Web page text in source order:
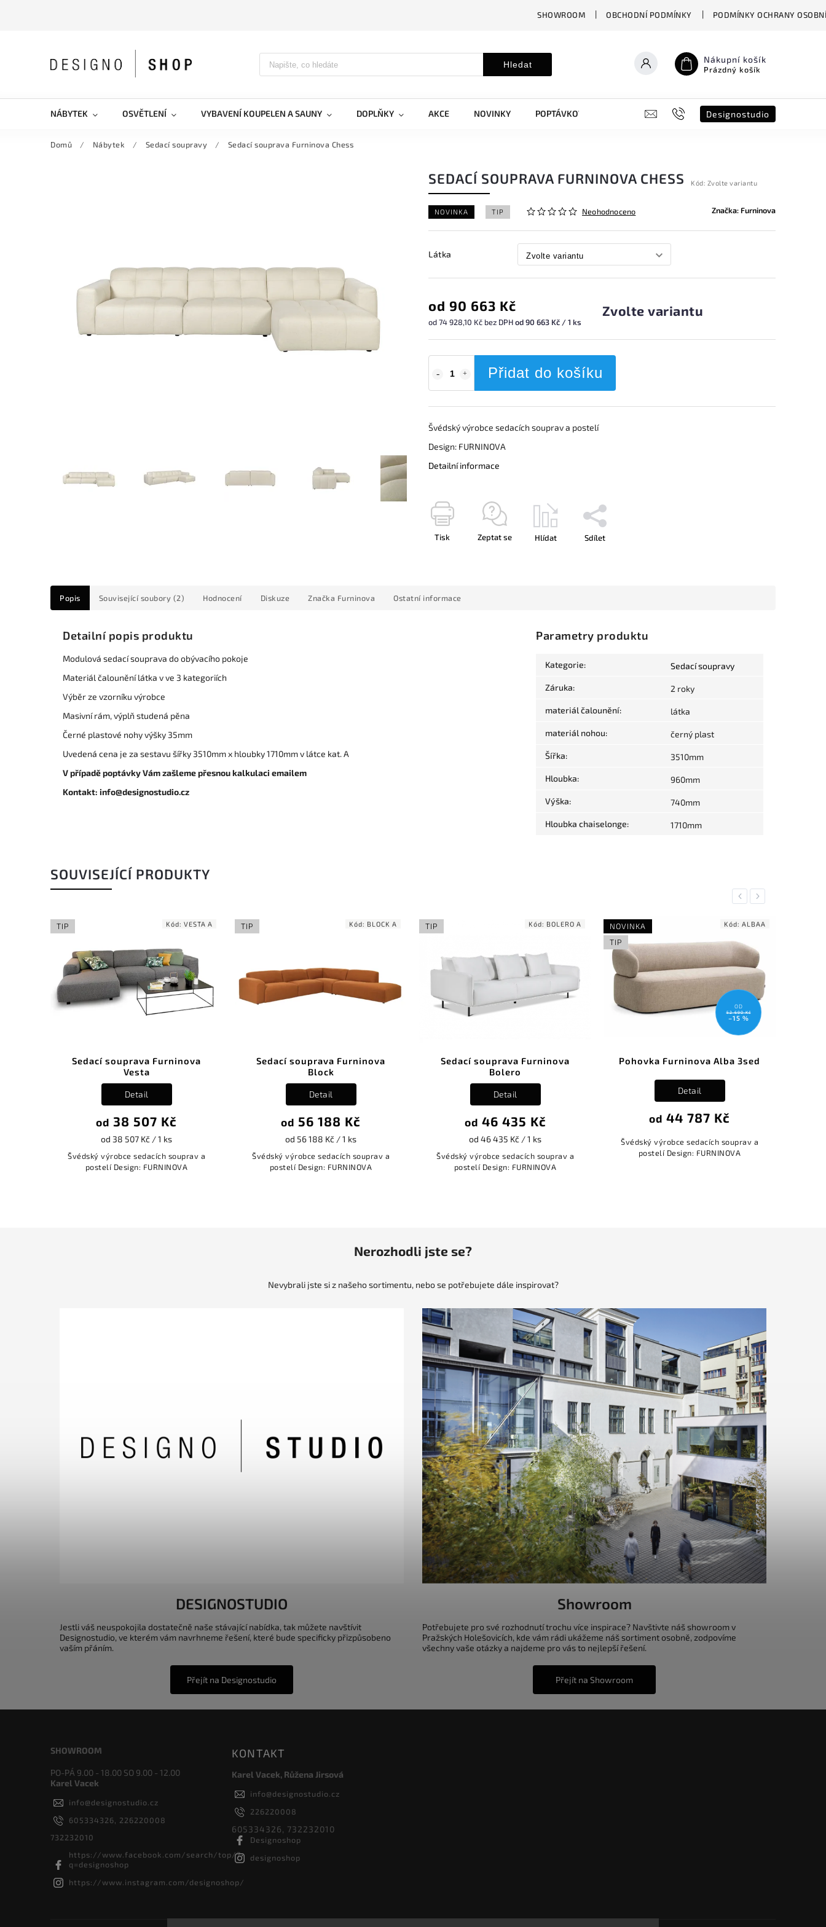
SHOWROOM OBCHODNÍ PODMÍNKY PODMÍNKY OCHRANY
Hledat Nákupní košík
Prázdný košík
NÁBYTEK OSVĚTLENÍ VYBAVENÍ KOUPELEN A SAUNY DOPLŇKY AKCE NOVINKY POPTÁVKOVÝ FORMULÁŘ B2B SHOWROOM
Designostudio
Domů / Nábytek / Sedací soupravy / Sedací souprava Furninova Chess
SEDACÍ SOUPRAVA FURNINOVA CHESS Kód: Zvolte variantu
NOVINKA TIP Neohodnoceno Značka: Furninova
Látka
od 90 663 Kč
od74 928,10 Kč bez DPHod 90 663 Kč / 1 ks
Zvolte variantu
Přidat do košíku
Švédský výrobce sedacích souprav a postelí
Design: FURNINOVA
Detailní informace
Tisk Zeptat se Hlídat Sdílet
Popis Související soubory (2) Hodnocení Diskuze Značka Furninova Ostatní informace
Detailní popis produktu
Modulová sedací souprava do obývacího pokoje
Materiál čalounění látka v ve 3 kategoriích
Výběr ze vzorníku výrobce
Masivní rám, výplň studená pěna
Černé plastové nohy výšky 35mm
Uvedená cena je za sestavu šířky 3510mm x hloubky 1710mm v látce kat. A
V případě poptávky Vám zašleme přesnou kalkulaci emailem
Kontakt: info@designostudio.cz
Parametry produktu
Kategorie: Sedací soupravy
Záruka: 2 roky
materiál čalounění: látka
materiál nohou: černý plast
Šířka: 3510mm
Hloubka: 960mm
Výška: 740mm
Hloubka chaiselonge: 1710mm
SOUVISEJÍCÍ PRODUKTY
Previous
TIP
Sedací souprava Furninova
Vesta
od 38 507 Kč
od 38 507 Kč / 1 ks
Detail
Švédský výrobce sedacích souprav a
postelí Design: FURNINOVA
Kód: VESTA A TIP
Sedací souprava Furninova
Block
od 56 188 Kč
od 56 188 Kč / 1 ks
Detail
Švédský výrobce sedacích souprav a
postelí Design: FURNINOVA
Kód: BLOCK A TIP
Sedací souprava Furninova
Bolero
od 46 435 Kč
od 46 435 Kč / 1 ks
Detail
Švédský výrobce sedacích souprav a
postelí Design: FURNINOVA
Kód: BOLERO A
NOVINKA
TIP
OD
52 690 Kč
–15 %
Pohovka Furninova Alba 3sed
od 44 787 Kč
Detail
Švédský výrobce sedacích souprav a
postelí Design: FURNINOVA
Kód: ALBAA
Next
Nerozhodli jste se?
Nevybrali jste si z našeho sortimentu, nebo se potřebujete dále inspirovat?
DESIGNOSTUDIO
Jestli váš neuspokojila dostatečně naše stávající nabídka, tak můžete navštívit
Designostudio, ve kterém vám navrhneme řešení, které bude specificky přizpůsobeno
vaším přáním.
Přejít na Designostudio
Showroom
Potřebujete pro své rozhodnutí trochu více inspirace? Navštivte náš showroom v
Pražských Holešovicích, kde vám rádi ukážeme náš sortiment osobně, zodpovíme
všechny vaše otázky a najdeme pro vás to nejlepší řešení.
Přejít na Showroom
SHOWROOM
PO-PÁ 9.00 - 18.00 SO 9.00 - 12.00
Karel Vacek
info@designostudio.cz
605334326, 226220008
732232010
https://www.facebook.com/search/top/?
q=designoshop
https://www.instagram.com/designoshop/
KONTAKT
Karel Vacek, Růžena Jirsová
info@designostudio.cz
226220008
605334326, 732232010
Designoshop
designoshop